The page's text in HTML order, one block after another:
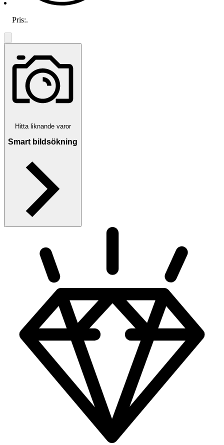
Pris:.
Hitta liknande varor
Smart bildsökning